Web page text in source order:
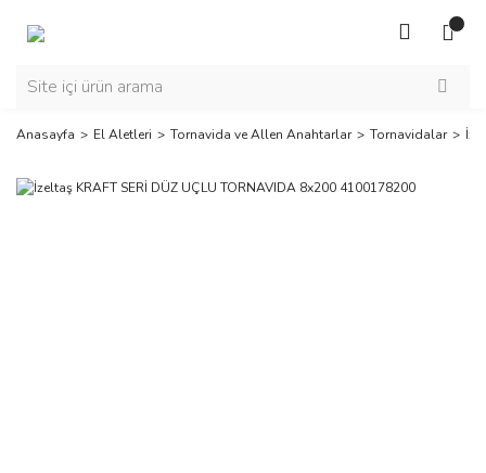
Anasayfa El Aletleri Tornavida ve Allen Anahtarlar Tornavidalar